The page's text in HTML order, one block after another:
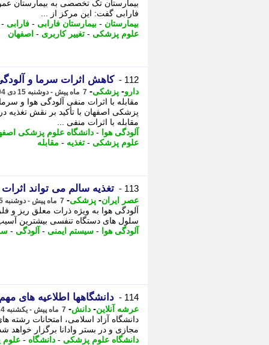
بیمارستان تک تخصصی به بیمارستان
فارابی گفت: این مرکز از ...
بیمارستان - بیمارستان فارابی - فارابی
علوم پزشکی - تغییر کاربری - اصفهان
112 - کاهش اثرات سرما و
دارو- پزشکی- 7 ماه پیش - دوشنبه 15 دی 1404، 19:46
مقابله با اثرات منفی آلودگی هوا و
پزشکی اصفهان با تأکید بر نقش تغذیه
مقابله با اثرات منفی ...
آلودگی هوا
- دانشگاه علوم پزشکی
علوم پزشکی - تغذیه - مقابله
113 - تغذیه سالم می تواند
عصر ایران- پزشکی- 7 ماه پیش - دوشنبه 15 دی 1404، 13:30
آلودگی هوا به ویژه ذرات معلق ریز و
سلول های دستگاه تنفسی بیشترین
آلودگی هوا
- سیستم ایمنی - آلودگی -
114 - دانشگاهها اطلاعیه های
عرشه آنلاین- دانش- 7 ماه پیش - یکشنبه 14 دی 1404، 20:23
مجازی و در بستر وادانا برگزار خواهد
دانشگاه علوم پزشکی - دانشگاه -